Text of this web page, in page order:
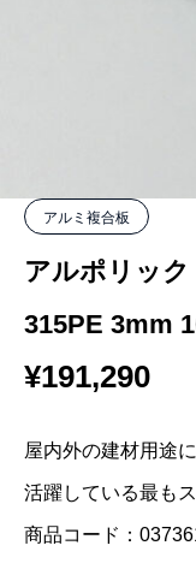
アルミ複合板
アルポリッ
315PE 3mm
¥191,290
屋内外の建材用途
活躍している最も
商品コード：